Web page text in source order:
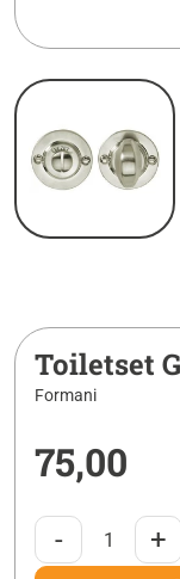
Toiletset
Formani
75,00
- +